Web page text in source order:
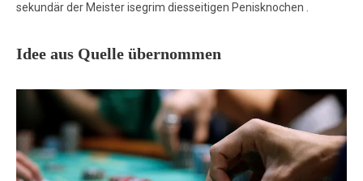
sekundär der Meister isegrim diesseitigen Penisknochen .
Idee aus Quelle übernommen